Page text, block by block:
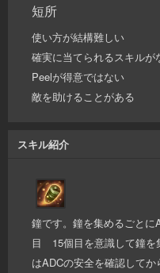
短所
使い方が結構難しい
確実に当てられるスキルが
Peelが得意ではない
敵を助けることがある
スキル紹介
鐘です。鐘を集めるごと
目 15個目を意識して鐘を
はADCの安全を確認してか